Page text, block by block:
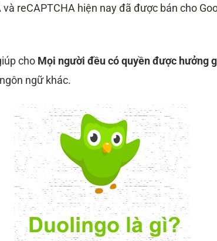
reCAPTCHA hiện nay đã được bán cho
cho Mọi người đều có quyền được hưởng
ngữ khác.